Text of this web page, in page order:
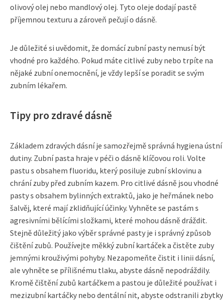
olivový olej nebo mandlový olej. Tyto oleje dodají pastě
příjemnou texturu a zároveň pečují o dásně.
Je důležité si uvědomit, že domácí zubní pasty nemusí být
vhodné pro každého. Pokud máte citlivé zuby nebo trpíte na
nějaké zubní onemocnění, je vždy lepší se poradit se svým
zubním lékařem.
Tipy pro zdravé dásně
Základem zdravých dásní je samozřejmě správná hygiena ústní
dutiny. Zubní pasta hraje v péči o dásně klíčovou roli. Volte
pastu s obsahem fluoridu, který posiluje zubní sklovinu a
chrání zuby před zubním kazem. Pro citlivé dásně jsou vhodné
pasty s obsahem bylinných extraktů, jako je heřmánek nebo
šalvěj, které mají zklidňující účinky. Vyhněte se pastám s
agresivními bělícími složkami, které mohou dásně dráždit.
Stejně důležitý jako výběr správné pasty je i správný způsob
čištění zubů. Používejte měkký zubní kartáček a čistěte zuby
jemnými krouživými pohyby. Nezapomeňte čistit i linii dásní,
ale vyhněte se přílišnému tlaku, abyste dásně nepodráždily.
Kromě čištění zubů kartáčkem a pastou je důležité používat i
mezizubní kartáčky nebo dentální nit, abyste odstranili zbytky